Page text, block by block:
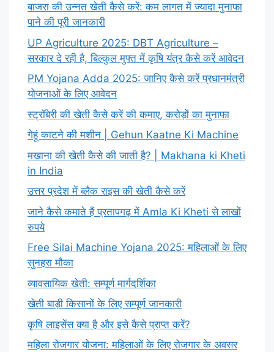
बाजरा की उन्नत खेती कैसे करें: कम लागत में ज्यादा मुनाफा
पाने की पूरी जानकारी
UP Agriculture 2025: DBT Agriculture –
सरकार दे रही है, बिल्कुल मुफ्त में कृषि यंत्र कैसे करें आवेदन
PM Yojana Adda 2025: जानिए कैसे करें प्रधानमंत्री
योजनाओं के लिए आवेदन
स्ट्रॉबेरी की खेती कैसे करें की कमाए, करोड़ों का मुनाफा
गेहूं काटने की मशीन | Gehun Kaatne Ki Machine
मखाना की खेती कैसे की जाती है? | Makhana ki Kheti
in India
उत्तर प्रदेश में ब्लैक राइस की खेती कैसे करें
जाने कैसे कमाते हैं प्रतापगढ़ में Amla Ki Kheti से लाखों
रुपये
Free Silai Machine Yojana 2025: महिलाओं के लिए
सुनहरा मौका
व्यावसायिक खेती: सम्पूर्ण मार्गदर्शिका
खेती बाड़ी किसानों के लिए सम्पूर्ण जानकारी
कृषि लाइसेंस क्या है और इसे कैसे प्राप्त करें?
महिला रोजगार योजना: महिलाओं के लिए रोजगार के अवसर